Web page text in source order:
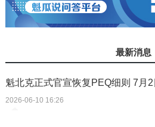
最新消息
魁北克正式官宣恢复PEQ细则 7月
2026-06-10 16:26